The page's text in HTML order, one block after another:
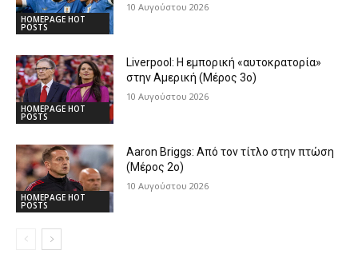
HOMEPAGE HOT
POSTS
10 Αυγούστου 2026
HOMEPAGE HOT
POSTS
Liverpool: Η εμπορική «αυτοκρατορία»
στην Αμερική (Μέρος 3ο)
10 Αυγούστου 2026
HOMEPAGE HOT
POSTS
Aaron Briggs: Από τον τίτλο στην πτώση
(Μέρος 2ο)
10 Αυγούστου 2026